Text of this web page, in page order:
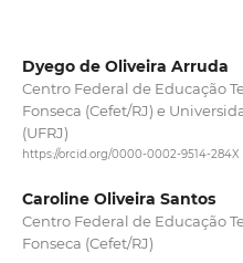
Dyego de Oliveira Arruda
Centro Federal de Educação
Fonseca (Cefet/RJ) e
(UFRJ)
https://orcid.org/0000-0002-9514-284X
Caroline Oliveira Santos
Centro Federal de Educação
Fonseca (Cefet/RJ)